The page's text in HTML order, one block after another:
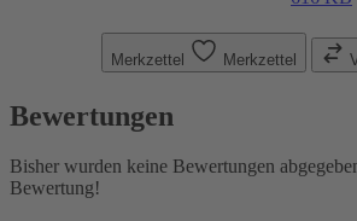
Merkzettel Merkzettel
Bewertungen
Bisher wurden keine Bewertungen
Bewertung!